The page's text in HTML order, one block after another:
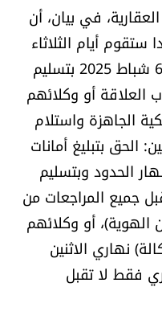
في بيان، أن
أيام الثلاثاء
والاربعاء والخميس في 4- 5 و6 شباط 2025 بتسليم
العلاقة أو وكلائهم
الجاهزة واستلام
الحق بتبليغ أمانات
الحدود وبتسليم
جميع المراجعات من
أو وكلائهم
نهاري الاثنين
فقط لا تقبل